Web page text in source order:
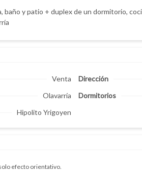
baño y patio + duplex de un dormitorio,
Venta
Olavarría
Hipolito Yrigoyen
Dirección
Dormitorios
efecto orientativo.